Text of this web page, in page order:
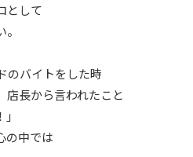
として
のバイトをした時
店長から言われたこと
の中では